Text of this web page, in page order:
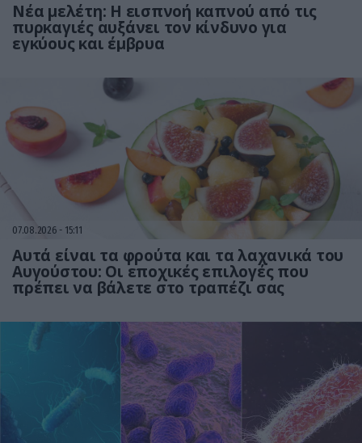
Νέα μελέτη: Η εισπνοή καπνού από τις
πυρκαγιές αυξάνει τον κίνδυνο για
εγκύους και έμβρυα
07.08.2026 15:11
Αυτά είναι τα φρούτα και τα λαχανικά του
Αυγούστου: Οι εποχικές επιλογές που
πρέπει να βάλετε στο τραπέζι σας